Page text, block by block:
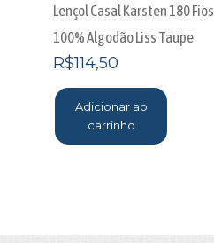
Lençol Casal Karsten 180 Fios
100% Algodão Liss Taupe
R$114,50
Adicionar ao
carrinho